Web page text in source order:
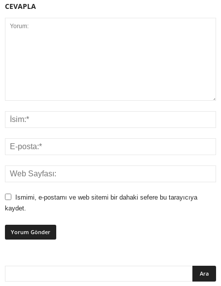
CEVAPLA
Ismimi, e-postamı ve web sitemi bir dahaki sefere bu tarayıcıya
kaydet.